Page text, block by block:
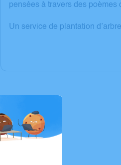
pensées à travers des
Un service de plantation